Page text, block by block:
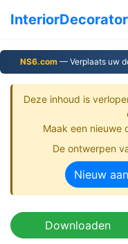
NS6.com — Verplaats uw
Deze inhoud is
Maak een nieuwe
De ontwerpen
Nieuw
Downloaden